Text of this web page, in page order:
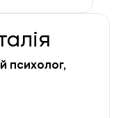
психолог,